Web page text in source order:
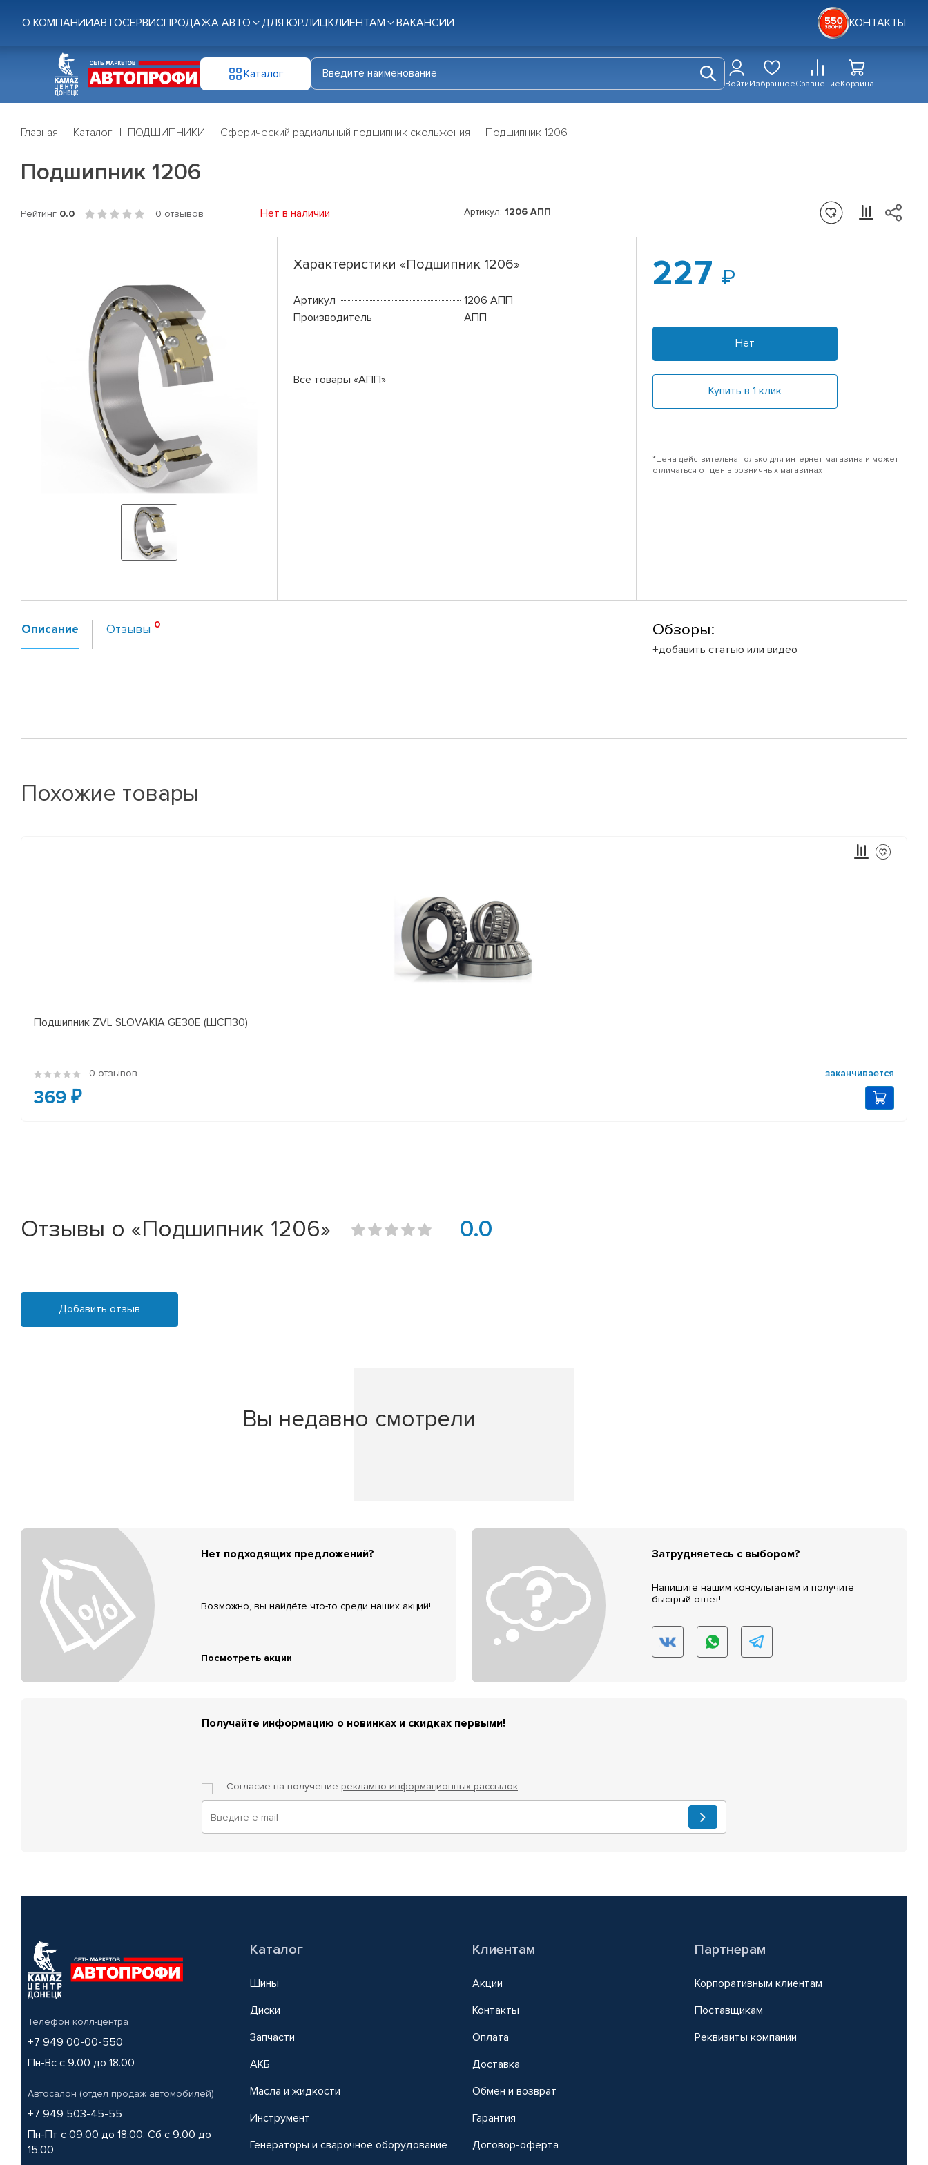
О КОМПАНИИАВТОСЕРВИСПРОДАЖА АВТО ДЛЯ ЮР.ЛИЦКЛИЕНТАМ ВАКАНСИИ КОНТАКТЫ
Каталог
ВойтиИзбранноеСравнениеКорзина
Главная Каталог ПОДШИПНИКИ Сферический радиальный подшипник скольжения Подшипник 1206
Подшипник 1206
Рейтинг 0.0 0 отзывов Нет в наличии Артикул: 1206 АПП
Характеристики «Подшипник 1206»
Артикул
1206 АПП
Производитель
АПП
Все товары «АПП»
227
Нет
Купить в 1 клик
*Цена действительна только для интернет-магазина и может
отличаться от цен в розничных магазинах
Описание Отзывы Обзоры:
+добавить статью или видео
Похожие товары
Подшипник ZVL SLOVAKIA GE30E (ШСП30)
0 отзывов заканчивается
369 ₽
Отзывы о «Подшипник 1206» 0.0
Добавить отзыв
Вы недавно смотрели
Нет подходящих предложений?
Возможно, вы найдёте что-то среди наших акций!
Посмотреть акции
Затрудняетесь с выбором?
Напишите нашим консультантам и получите
быстрый ответ!
Получайте информацию о новинках и скидках первыми!
Согласие на получение рекламно-информационных рассылок
Телефон колл-центра
+7 949 00-00-550
Пн-Вс с 9.00 до 18.00
Автосалон (отдел продаж автомобилей)
+7 949 503-45-55
Пн-Пт с 09.00 до 18.00, Сб с 9.00 до
15.00
Каталог
Шины
Диски
Запчасти
АКБ
Масла и жидкости
Инструмент
Генераторы и сварочное оборудование
Клиентам
Акции
Контакты
Оплата
Доставка
Обмен и возврат
Гарантия
Договор-оферта
Партнерам
Корпоративным клиентам
Поставщикам
Реквизиты компании